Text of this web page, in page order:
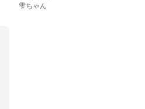
雫ちゃん